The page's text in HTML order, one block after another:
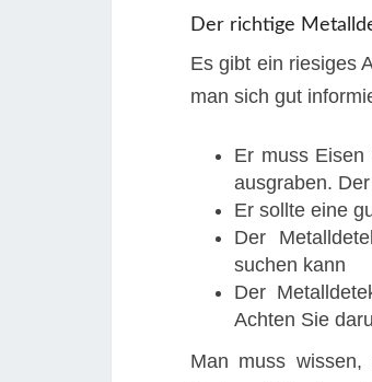
Der richtige
Es gibt ein riesiges
man sich gut
Er muss Eisen
ausgraben.
Er sollte eine
Der
suchen kann
Der
Achten Sie
Man muss